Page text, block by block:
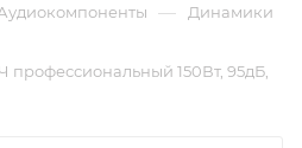
— Динамики
150Вт, 95дБ,